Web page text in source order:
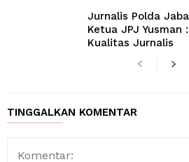
Jurnalis Polda
Ketua JPJ Yusman
Kualitas Jurnalis
TINGGALKAN KOMENTAR